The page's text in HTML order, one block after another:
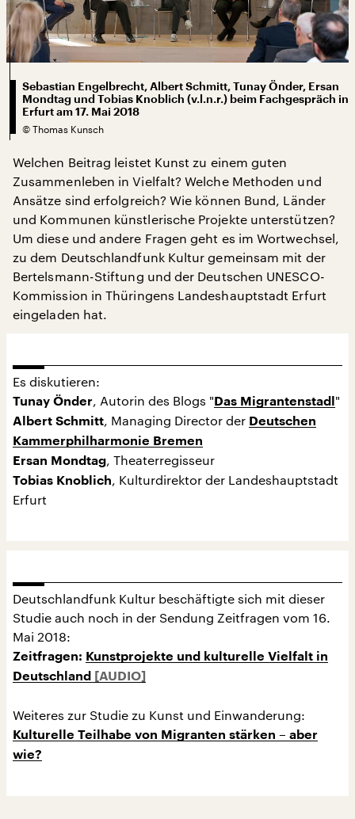
Sebastian Engelbrecht, Albert Schmitt, Tunay Önder, Ersan
Mondtag und Tobias Knoblich (v.l.n.r.) beim Fachgespräch in
Erfurt am 17. Mai 2018
© Thomas Kunsch
Welchen Beitrag leistet Kunst zu einem guten
Zusammenleben in Vielfalt? Welche Methoden und
Ansätze sind erfolgreich? Wie können Bund, Länder
und Kommunen künstlerische Projekte unterstützen?
Um diese und andere Fragen geht es im Wortwechsel,
zu dem Deutschlandfunk Kultur gemeinsam mit der
Bertelsmann-Stiftung und der Deutschen UNESCO-
Kommission in Thüringens Landeshauptstadt Erfurt
eingeladen hat.
Es diskutieren:
Tunay Önder, Autorin des Blogs " Das Migrantenstadl "
Albert Schmitt, Managing Director der Deutschen
Kammerphilharmonie Bremen
Ersan Mondtag, Theaterregisseur
Tobias Knoblich, Kulturdirektor der Landeshauptstadt
Erfurt
Deutschlandfunk Kultur beschäftigte sich mit dieser
Studie auch noch in der Sendung Zeitfragen vom 16.
Mai 2018:
Zeitfragen: Kunstprojekte und kulturelle Vielfalt in
Deutschland
Weiteres zur Studie zu Kunst und Einwanderung:
Kulturelle Teilhabe von Migranten stärken – aber
wie?